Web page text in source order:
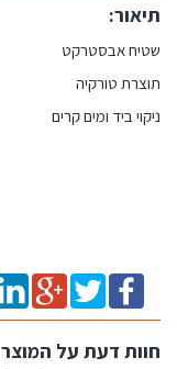
תיאור:
שטיח אבסטרקט
תוצרת טורקיה
ניקוי ביד ומים קרים
חוות דעת על המוצר